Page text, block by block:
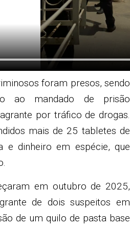
foram presos, sendo
ao mandado de prisão
por tráfico de drogas.
mais de 25 tabletes de
e dinheiro em espécie, que
em outubro de 2025,
de dois suspeitos em
de um quilo de pasta base